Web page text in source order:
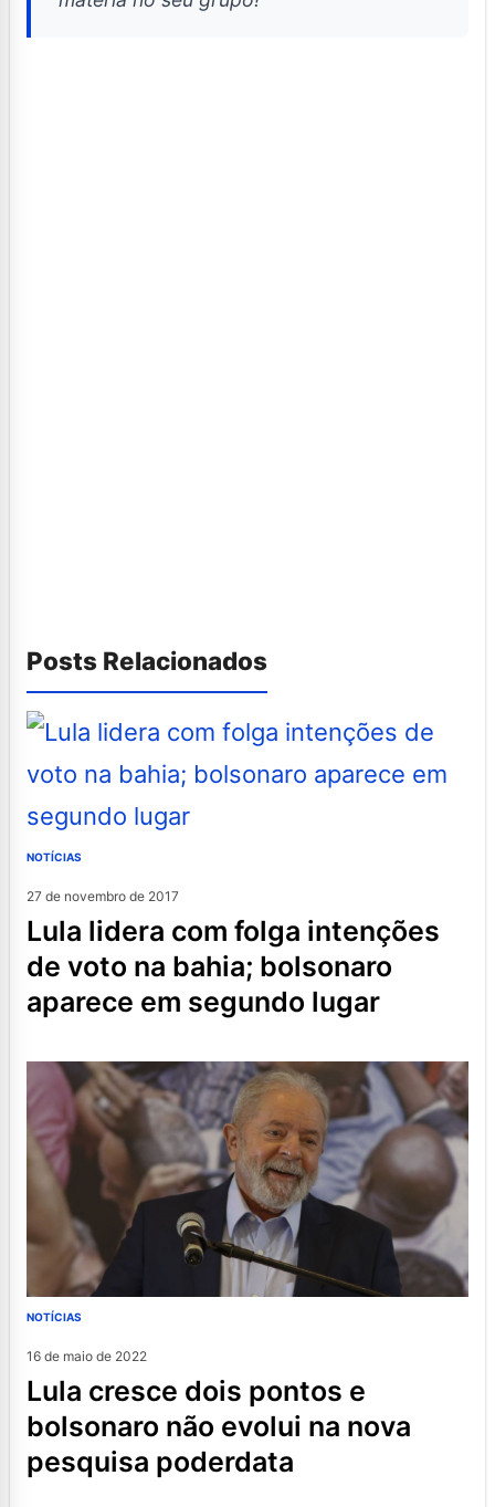
Posts Relacionados
NOTÍCIAS
27 de novembro de 2017
lula lidera com folga intenções
de voto na bahia; bolsonaro
aparece em segundo lugar
NOTÍCIAS
16 de maio de 2022
lula cresce dois pontos e
bolsonaro não evolui na nova
pesquisa poderdata